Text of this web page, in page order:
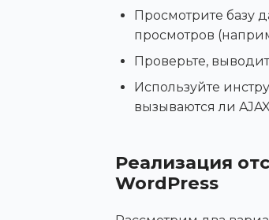
Просмотрите базу
просмотров
Проверьте,
Используйте
вызываются ли
Реализация
WordPress